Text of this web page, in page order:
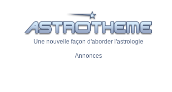
Une nouvelle façon d'aborder l'astrologie
Annonces